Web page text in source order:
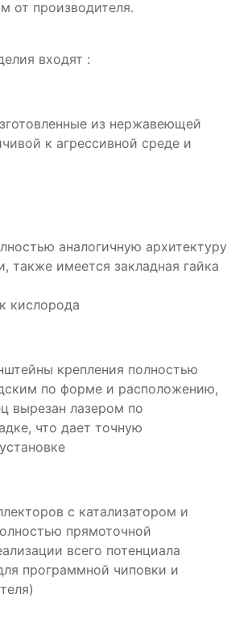
от производителя.
входят :
из нержавеющей
к агрессивной среде и
аналогичную архитектуру
также имеется закладная гайка
кислорода
крепления полностью
по форме и расположению,
вырезан лазером по
что дает точную
с катализатором и
прямоточной
всего потенциала
программной чиповки и